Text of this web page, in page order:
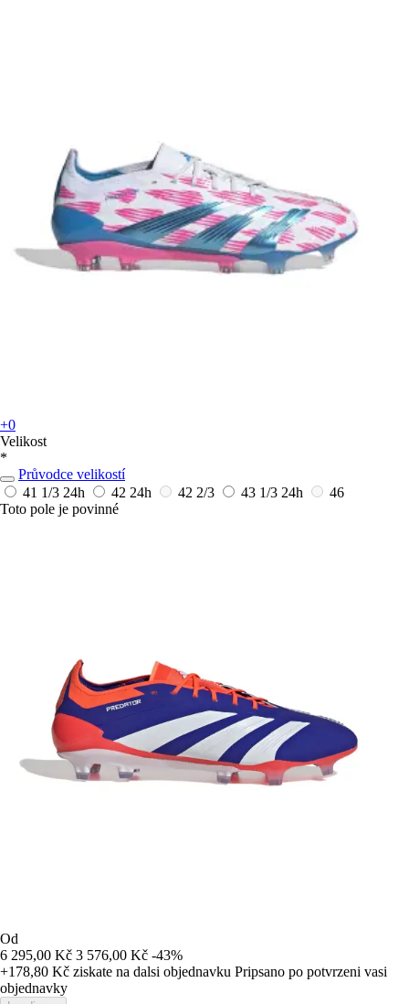
+0
Velikost
*
Průvodce velikostí
41 1/3 24h 42 24h 42 2/3 43 1/3 24h
46
Toto pole je povinné
Od
6 295,00 Kč 3 576,00 Kč -43%
+178,80 Kč ziskate na dalsi objednavku Pripsano po potvrzeni vasi
objednavky